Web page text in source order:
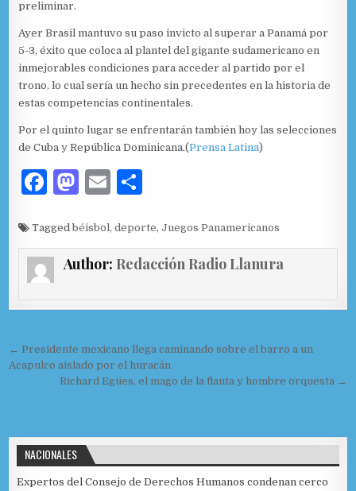
preliminar.
Ayer Brasil mantuvo su paso invicto al superar a Panamá por
5-3, éxito que coloca al plantel del gigante sudamericano en
inmejorables condiciones para acceder al partido por el
trono, lo cual sería un hecho sin precedentes en la historia de
estas competencias continentales.
Por el quinto lugar se enfrentarán también hoy las selecciones
de Cuba y República Dominicana.(Prensa Latina)
F
c
e
b
o
k
M
to
d
n
E
ai
l
m
p
ti
Taggedbéisbol,deporte,Juegos Panamericanos
Author: Redacción Radio Llanura
Navegación de entradas
← Presidente mexicano llega caminando sobre el barro a un
Acapulco aislado por el huracán
Richard Egües, el mago de la flauta y hombre orquesta →
NACIONALES
Expertos del Consejo de Derechos Humanos condenan cerco